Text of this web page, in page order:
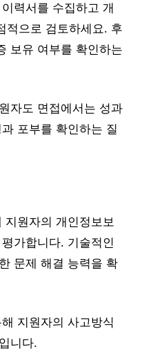
력서를 수집하고 개
적으로 검토하세요. 후
보유 여부를 확인하는
자도 면접에서는 성과
포부를 확인하는 질
원자의 개인정보보
가합니다. 기술적인
문제 해결 능력을 확
지원자의 사고방식
니다.